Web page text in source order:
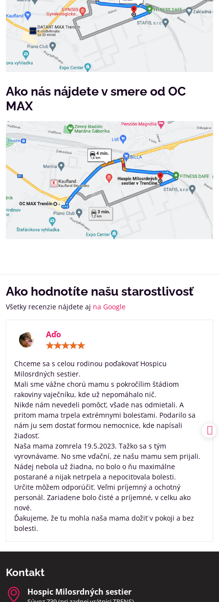
Ako nás nájdete v smere od OC
MAX
Ako hodnotíte našu starostlivosť
Všetky recenzie nájdete aj na Google
Aďo
5
Chceme sa s celou rodinou poďakovať Hospicu
Milosrdných sestier.
Mali sme vážne chorú mamu s pokročílim štádiom
rakoviny vaječníku, kde už nepomáhalo nič.
Nikde nám nevedeli pomôcť, všade nas odmietali. A
pritom mama trpela extrémnymi bolesťami. Podarilo sa
nám ju sem dostať formou nemocnice, kde napísali
žiadosť.
Naša mama zomrela 19.5.2023. Tažko sa s tým
vyrovnávame. No sme vďační, ze našu mamu sem prijali.
Nádej nebola už žiadna, no bolo o ňu maximálne
postarané a nijak netrpela a nepociťovala bolesti.
Určite môžem odporúčiť. Veľmi príjemný a ochotný
personál. Zariadene bolo čisté a príjemné, v celku ako
nové.
Ďakujeme, že tu mohla naša mama dožiť v pokoji a bez
bolesti.
Kontakt
Hospic Milosrdných sestier